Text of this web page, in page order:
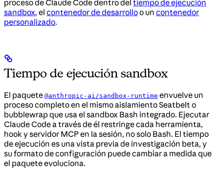
proceso de Claude Code dentro del tiempo de ejecución
sandbox, el contenedor de desarrolloo un contenedor
personalizado.
Tiempo de ejecución sandbox
El paquete @anthropic-ai/sandbox-runtime envuelve un
proceso completo en el mismo aislamiento Seatbelt o
bubblewrap que usa el sandbox Bash integrado. Ejecutar
Claude Code a través de él restringe cada herramienta,
hook y servidor MCP en la sesión, no solo Bash. El tiempo
de ejecución es una vista previa de investigación beta, y
su formato de configuración puede cambiar a medida que
el paquete evoluciona.